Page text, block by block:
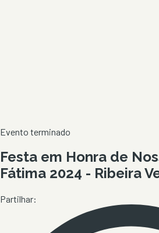
Evento terminado
Festa em Honra de
Fátima 2024 - Ribeira
Partilhar: